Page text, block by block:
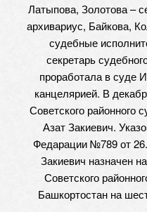
Латыпова, Золотова –
архивариус, Байкова,
судебные
секретарь
проработала в суде
канцелярией. В
Советского районного
Азат Закиевич.
Федарации №789 от
Закиевич назначен
Советского
Башкортостан на